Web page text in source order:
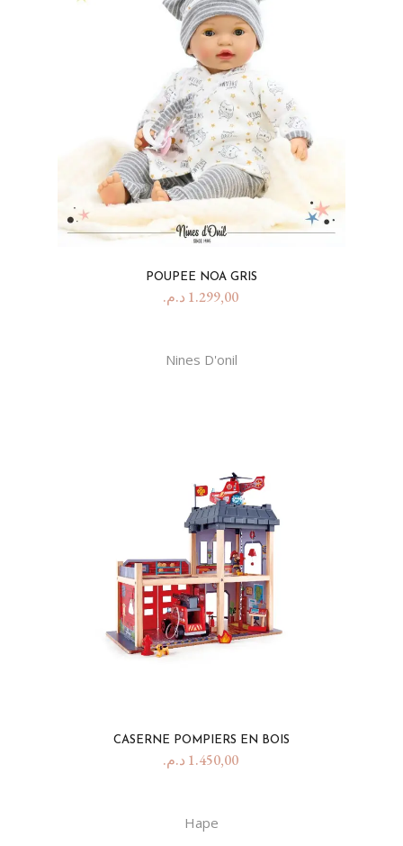
POUPEE NOA GRIS
1.299,00 د.م.
Nines D'onil
CASERNE POMPIERS EN BOIS
1.450,00 د.م.
Hape